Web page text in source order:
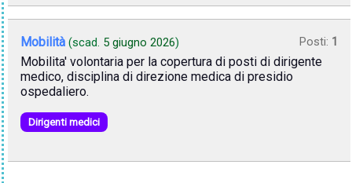
Mobilità (scad. 5 giugno 2026) Posti: 1
Mobilita' volontaria per la copertura di posti di dirigente
medico, disciplina di direzione medica di presidio
ospedaliero.
Dirigenti medici